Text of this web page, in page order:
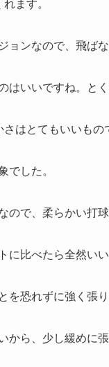
ます。
ョンなので、飛ば
はいいですね。と
はとてもいいもの
でした。
で、柔らかい打
に比べたら全然いい
恐れずに強く張
から、少し緩めに